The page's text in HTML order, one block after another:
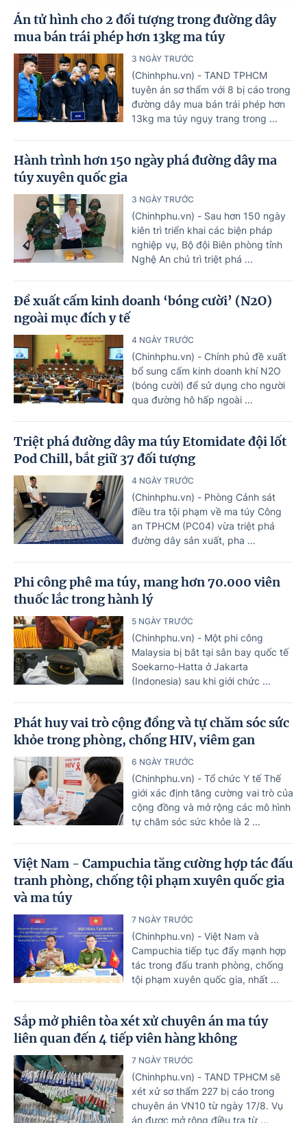
Án tử hình cho 2 đối tượng trong đường dây
mua bán trái phép hơn 13kg ma túy
3 NGÀY TRƯỚC
(Chinhphu.vn) - TAND TPHCM
tuyên án sơ thẩm với 8 bị cáo trong
đường dây mua bán trái phép hơn
13kg ma túy ngụy trang trong ...
Hành trình hơn 150 ngày phá đường dây ma
túy xuyên quốc gia
3 NGÀY TRƯỚC
(Chinhphu.vn) - Sau hơn 150 ngày
kiên trì triển khai các biện pháp
nghiệp vụ, Bộ đội Biên phòng tỉnh
Nghệ An chủ trì triệt phá ...
Đề xuất cấm kinh doanh ‘bóng cười’ (N2O)
ngoài mục đích y tế
4 NGÀY TRƯỚC
(Chinhphu.vn) - Chính phủ đề xuất
bổ sung cấm kinh doanh khí N2O
(bóng cười) để sử dụng cho người
qua đường hô hấp ngoài ...
Triệt phá đường dây ma túy Etomidate đội lốt
Pod Chill, bắt giữ 37 đối tượng
4 NGÀY TRƯỚC
(Chinhphu.vn) - Phòng Cảnh sát
điều tra tội phạm về ma túy Công
an TPHCM (PC04) vừa triệt phá
đường dây sản xuất, pha ...
Phi công phê ma túy, mang hơn 70.000 viên
thuốc lắc trong hành lý
5 NGÀY TRƯỚC
(Chinhphu.vn) - Một phi công
Malaysia bị bắt tại sân bay quốc tế
Soekarno-Hatta ở Jakarta
(Indonesia) sau khi giới chức ...
Phát huy vai trò cộng đồng và tự chăm sóc sức
khỏe trong phòng, chống HIV, viêm gan
6 NGÀY TRƯỚC
(Chinhphu.vn) - Tổ chức Y tế Thế
giới xác định tăng cường vai trò của
cộng đồng và mở rộng các mô hình
tự chăm sóc sức khỏe là 2 ...
Việt Nam - Campuchia tăng cường hợp tác đấu
tranh phòng, chống tội phạm xuyên quốc gia
và ma túy
7 NGÀY TRƯỚC
(Chinhphu.vn) - Việt Nam và
Campuchia tiếp tục đẩy mạnh hợp
tác trong đấu tranh phòng, chống
tội phạm xuyên quốc gia, nhất ...
Sắp mở phiên tòa xét xử chuyên án ma túy
liên quan đến 4 tiếp viên hàng không
7 NGÀY TRƯỚC
(Chinhphu.vn) - TAND TPHCM sẽ
xét xử sơ thẩm 227 bị cáo trong
chuyên án VN10 từ ngày 17/8. Vụ
án được mở rộng điều tra từ ...